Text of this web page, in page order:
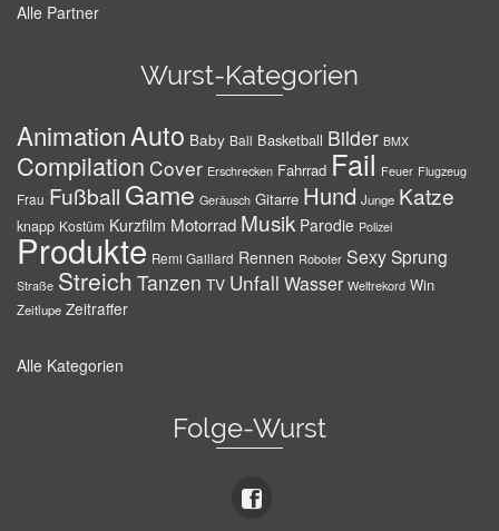
Alle Partner
Wurst-Kategorien
AnimationAuto Baby Ball Basketball Bilder BMX
Compilation Cover Erschrecken Fahrrad Fail Feuer Flugzeug
Frau Fußball Game Geräusch Gitarre Hund Junge Katze
knapp Kostüm Kurzfilm Motorrad Musik Parodie Polizei
Produkte Remi Gaillard Rennen Roboter SexySprung
Straße Streich Tanzen TV Unfall Wasser Weltrekord Win
Zeitlupe Zeitraffer
Alle Kategorien
Folge-Wurst